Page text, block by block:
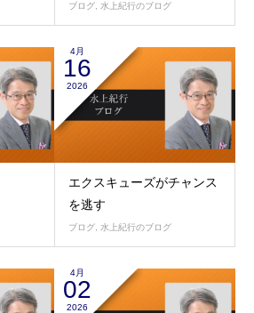
ブログ, 水上紀行のブログ
4月
16
2026
エクスキューズがチャンス
を逃す
ブログ 水上紀行のブログ
4月
02
2026